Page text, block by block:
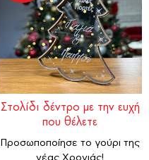
Στολίδι δέντρο με την ευχή
που θέλετε
Προσωποποίησε το γούρι της
νέας Χρονιάς!